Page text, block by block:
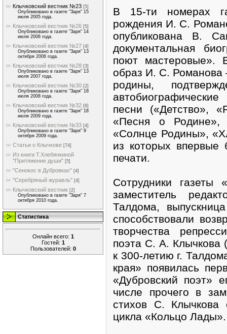
Клычковский вестник №23 [5]
Опубликовано в газете "Заря" 15
июля 2005 года.
Клычковский вестник №26 [5]
Опубликовано в газете "Заря" 14
июля 2006 года.
Клычковский вестник №27 [4]
Опубликовано в газете "Заря" 13
октября 2006 года.
Клычковский вестник №28 [3]
Опубликовано в газете "Заря" 13
июля 2007 года.
Клычковский вестник №30 [2]
Опубликовано в газете "Заря" 18
июля 2008 года.
Клычковский вестник №32 [6]
Опубликовано в газете "Заря" 18
июля 2009 года.
Клычковский вестник №33 [4]
Опубликовано в газете "Заря" 9
октября 2009 года.
Статьи о Клычкове [74]
Из книги Т.Хлебянкиной
"Притяжение души" [5]
"Сенокос в Дубровках" [4]
"Серебряный журавль" [4]
Клычковский вестник [2]
Опубликовано в газете "Заря" 7
октября 2010 года.
Статистика
Онлайн всего: 1
Гостей: 1
Пользователей: 0
В 15-ти номерах
рождения И. С.
опубликована В.
документальная
поют мастеровые».
образ И. С. Романова
родины,
песни («Детство»,
«Песня о Родине»,
«Солнце Родины»,
из которых впервые
печати.
Сотрудники
заместитель
Талдома,
способствовали
творчества
поэта С. А. Клычкова
к 300-летию г.
края» появилась
«Дубровский поэт»
числе прочего в
стихов С.
цикла «Кольцо Лады».